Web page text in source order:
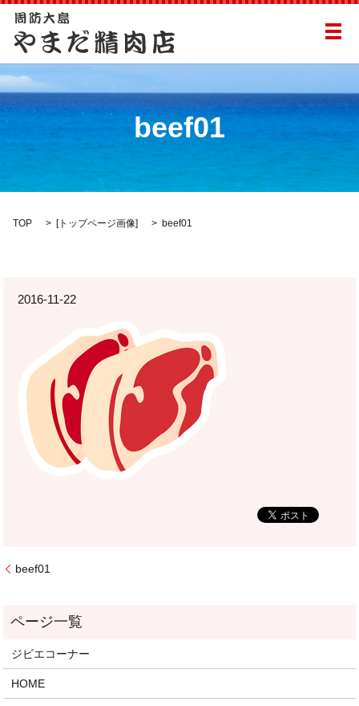
メ
beef01
TOP [トップページ画像] beef01
2016-11-22
beef01
ジビエコーナー
HOME